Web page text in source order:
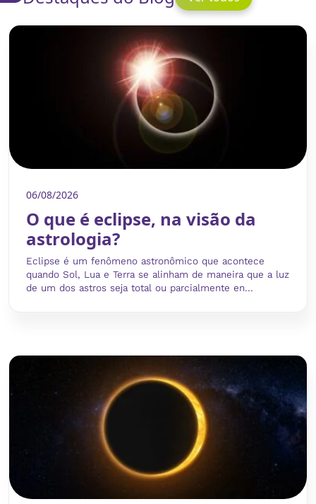
06/08/2026
O que é eclipse, na visão da
astrologia?
Eclipse é um fenômeno astronômico que acontece
quando Sol, Lua e Terra se alinham de maneira que a luz
de um dos astros seja total ou parcialmente en...